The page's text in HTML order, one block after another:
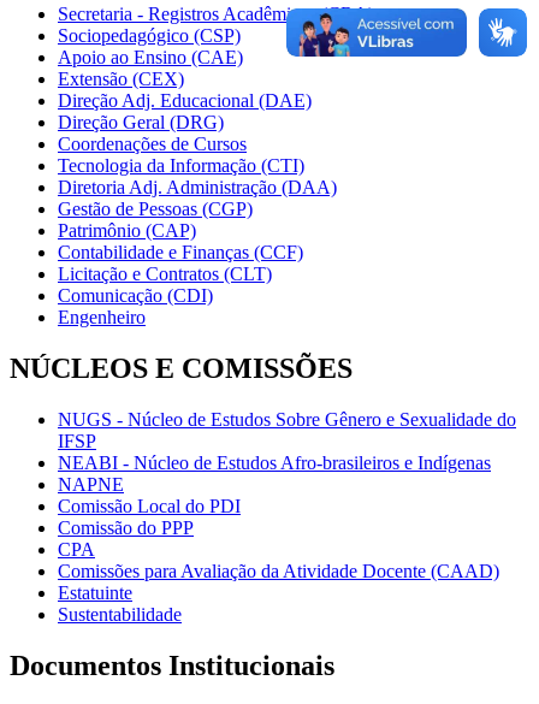
Secretaria - Registros Acadêmicos (CRA)
Sociopedagógico (CSP)
Apoio ao Ensino (CAE)
Extensão (CEX)
Direção Adj. Educacional (DAE)
Direção Geral (DRG)
Coordenações de Cursos
Tecnologia da Informação (CTI)
Diretoria Adj. Administração (DAA)
Gestão de Pessoas (CGP)
Patrimônio (CAP)
Contabilidade e Finanças (CCF)
Licitação e Contratos (CLT)
Comunicação (CDI)
Engenheiro
NÚCLEOS E COMISSÕES
NUGS - Núcleo de Estudos Sobre Gênero e Sexualidade do
IFSP
NEABI - Núcleo de Estudos Afro-brasileiros e Indígenas
NAPNE
Comissão Local do PDI
Comissão do PPP
CPA
Comissões para Avaliação da Atividade Docente (CAAD)
Estatuinte
Sustentabilidade
Documentos Institucionais